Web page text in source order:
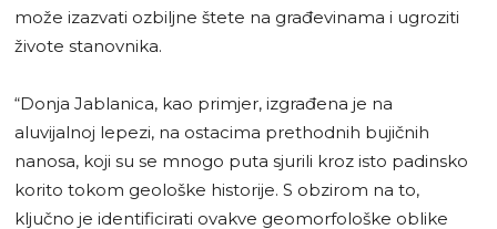
može izazvati ozbiljne štete na građevinama i ugroziti
živote stanovnika.
“Donja Jablanica, kao primjer, izgrađena je na
aluvijalnoj lepezi, na ostacima prethodnih bujičnih
nanosa, koji su se mnogo puta sjurili kroz isto padinsko
korito tokom geološke historije. S obzirom na to,
ključno je identificirati ovakve geomorfološke oblike